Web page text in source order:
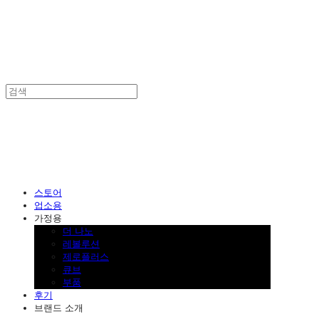
스토어
업소용
가정용
더 나노
레볼루션
제로플러스
큐브
부품
후기
브랜드 소개